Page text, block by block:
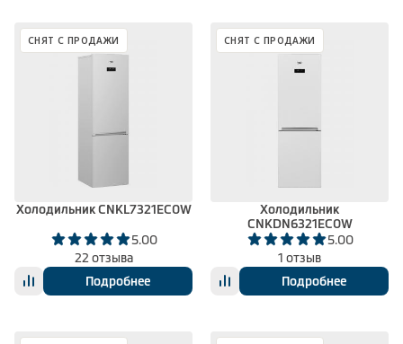
СНЯТ С ПРОДАЖИ
Холодильник CNKL7321EC0W
5.00
22 отзыва
Подробнее
СНЯТ С ПРОДАЖИ
Холодильник
CNKDN6321EC0W
5.00
1 отзыв
Подробнее